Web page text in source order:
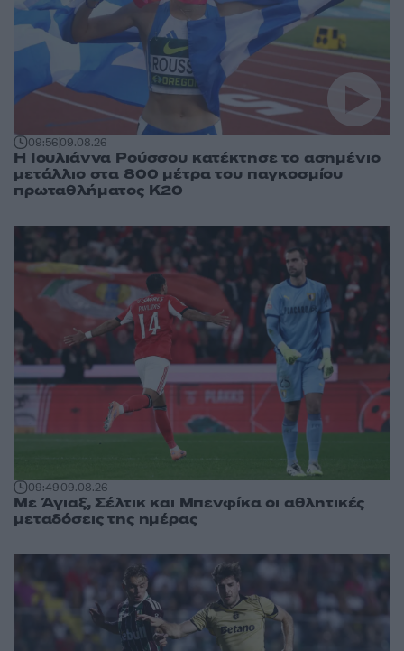
09:5609.08.26
Η Ιουλιάννα Ρούσσου κατέκτησε το ασημένιο
μετάλλιο στα 800 μέτρα του παγκοσμίου
πρωταθλήματος Κ20
09:4909.08.26
Με Άγιαξ, Σέλτικ και Μπενφίκα οι αθλητικές
μεταδόσεις της ημέρας